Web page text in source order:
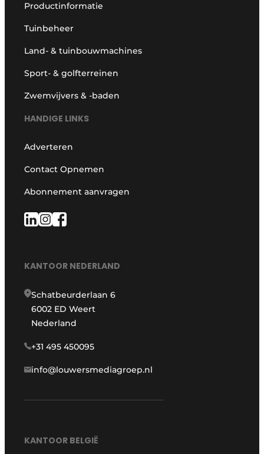
Productinformatie
Tuinbeheer
Land- & tuinbouwmachines
Sport- & golfterreinen
Zwemvijvers & -baden
HANDIGE LINKS
Adverteren
Contact Opnemen
Abonnement aanvragen
KANTOOR NEDERLAND
Schatbeurderlaan 6
6002 ED Weert
Nederland
+31 495 450095
info@louwersmediagroep.nl
KANTOOR BELGIË